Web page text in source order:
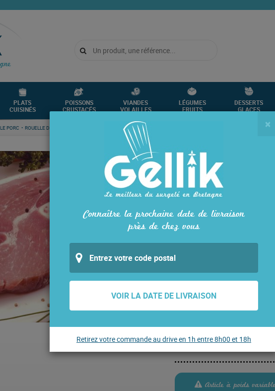
×
Connaître la prochaine date de livraison
près de chez vous
VOIR LA DATE DE LIVRAISON
Retirez votre commande au drive en 1h entre 8h00 et 18h
PLATS
CUISINÉS
POISSONS
CRUSTACÉS
VIANDES
VOLAILLES
LÉGUMES
FRUITS
DESSERTS
GLACES
LE PORC • ROUELLE DE PORC NATURE SOUS VIDE
3230
ROUELLE DE
En stock
QUANTITÉ
Prix estimatif de
14,50€
La pièce de 1,2kg env - 14.50 €/
Article à poids